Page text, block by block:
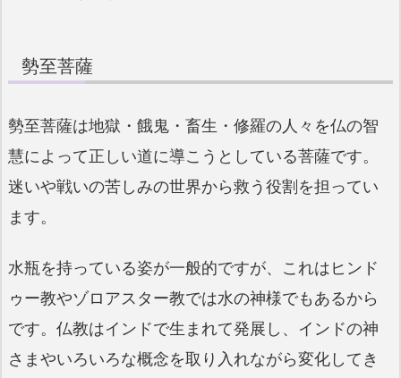
勢至菩薩
勢至菩薩は地獄・餓鬼・畜生・修羅の人々を仏の智
慧によって正しい道に導こうとしている菩薩です。
迷いや戦いの苦しみの世界から救う役割を担ってい
ます。
水瓶を持っている姿が一般的ですが、これはヒンド
ゥー教やゾロアスター教では水の神様でもあるから
です。仏教はインドで生まれて発展し、インドの神
さまやいろいろな概念を取り入れながら変化してき